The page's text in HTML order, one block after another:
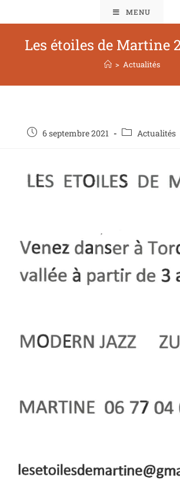
MENU
Les étoiles de Martine
> Actualités
6 septembre 2021 Actualités